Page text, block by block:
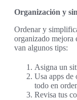
Organización y
Ordenar y
organizado mejora
van algunos tips:
Asigna un
Usa apps de
todo en
Revisa tus